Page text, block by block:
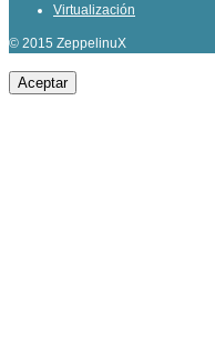
Virtualización
© 2015 ZeppelinuX
Aceptar